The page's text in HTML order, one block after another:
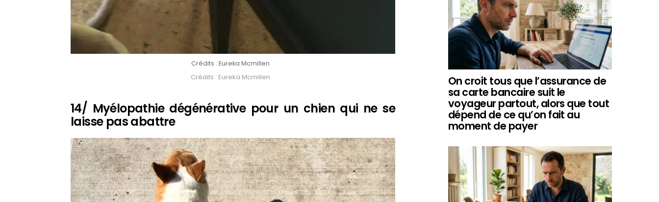
Crédits : Eureka Mcmillen
Crédits : Eureka Mcmillen
14/ Myélopathie dégénérative pour un chien qui ne se
laisse pas abattre
On croit tous que l’assurance de
sa carte bancaire suit le
voyageur partout, alors que tout
dépend de ce qu’on fait au
moment de payer